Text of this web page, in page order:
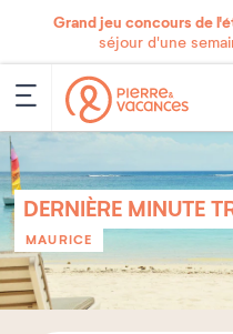
Grand jeu concours de
séjour d'une
DERNIÈRE MINUTE
MAURICE